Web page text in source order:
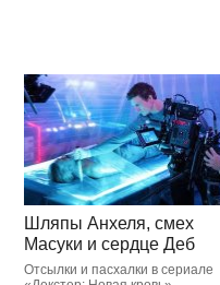
Шляпы Анхеля, смех
Масуки и сердце Деб
Отсылки и пасхалки в сериале